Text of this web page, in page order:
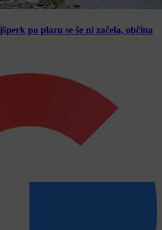
po plazu se še ni začela, občina